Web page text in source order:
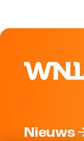
Nieuws